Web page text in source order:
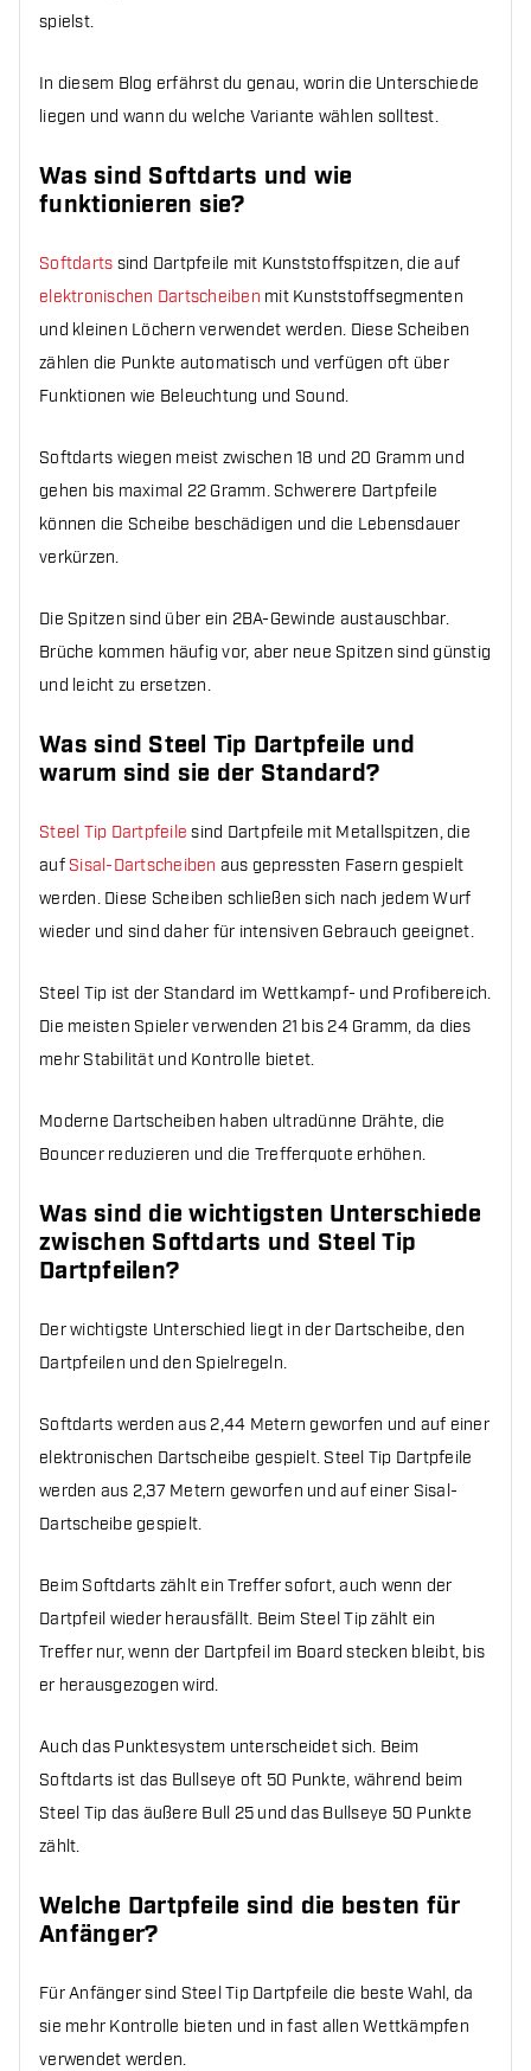
spielst.
In diesem Blog erfährst du genau, worin die Unterschiede
liegen und wann du welche Variante wählen solltest.
Was sind Softdarts und wie
funktionieren sie?
Softdarts sind Dartpfeile mit Kunststoffspitzen, die auf
elektronischen Dartscheiben mit Kunststoffsegmenten
und kleinen Löchern verwendet werden. Diese Scheiben
zählen die Punkte automatisch und verfügen oft über
Funktionen wie Beleuchtung und Sound.
Softdarts wiegen meist zwischen 18 und 20 Gramm und
gehen bis maximal 22 Gramm. Schwerere Dartpfeile
können die Scheibe beschädigen und die Lebensdauer
verkürzen.
Die Spitzen sind über ein 2BA-Gewinde austauschbar.
Brüche kommen häufig vor, aber neue Spitzen sind günstig
und leicht zu ersetzen.
Was sind Steel Tip Dartpfeile und
warum sind sie der Standard?
Steel Tip Dartpfeile sind Dartpfeile mit Metallspitzen, die
auf Sisal-Dartscheiben aus gepressten Fasern gespielt
werden. Diese Scheiben schließen sich nach jedem Wurf
wieder und sind daher für intensiven Gebrauch geeignet.
Steel Tip ist der Standard im Wettkampf- und Profibereich.
Die meisten Spieler verwenden 21 bis 24 Gramm, da dies
mehr Stabilität und Kontrolle bietet.
Moderne Dartscheiben haben ultradünne Drähte, die
Bouncer reduzieren und die Trefferquote erhöhen.
Was sind die wichtigsten Unterschiede
zwischen Softdarts und Steel Tip
Dartpfeilen?
Der wichtigste Unterschied liegt in der Dartscheibe, den
Dartpfeilen und den Spielregeln.
Softdarts werden aus 2,44 Metern geworfen und auf einer
elektronischen Dartscheibe gespielt. Steel Tip Dartpfeile
werden aus 2,37 Metern geworfen und auf einer Sisal-
Dartscheibe gespielt.
Beim Softdarts zählt ein Treffer sofort, auch wenn der
Dartpfeil wieder herausfällt. Beim Steel Tip zählt ein
Treffer nur, wenn der Dartpfeil im Board stecken bleibt, bis
er herausgezogen wird.
Auch das Punktesystem unterscheidet sich. Beim
Softdarts ist das Bullseye oft 50 Punkte, während beim
Steel Tip das äußere Bull 25 und das Bullseye 50 Punkte
zählt.
Welche Dartpfeile sind die besten für
Anfänger?
Für Anfänger sind Steel Tip Dartpfeile die beste Wahl, da
sie mehr Kontrolle bieten und in fast allen Wettkämpfen
verwendet werden.